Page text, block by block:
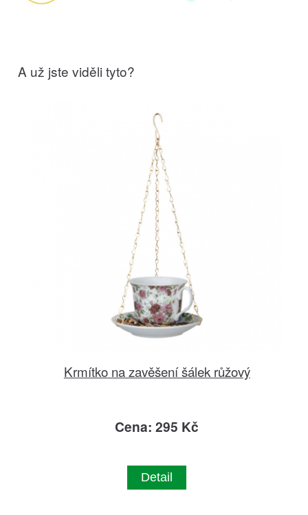
A už jste viděli tyto?
Krmítko na zavěšení šálek růžový
Cena: 295 Kč
Detail